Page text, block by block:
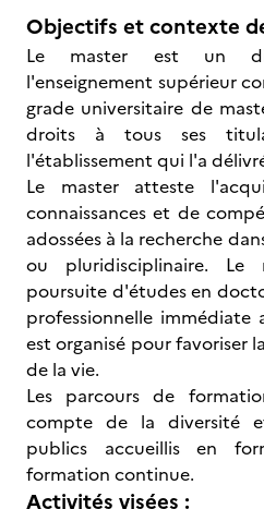
Objectifs et contexte
Le master est un
l'enseignement supérieur
grade universitaire de
droits à tous ses
l'établissement qui l'a
Le master atteste
connaissances et de
adossées à la recherche
ou pluridisciplinaire.
poursuite d'études en
professionnelle
est organisé pour favoriser
de la vie.
Les parcours de
compte de la diversité
publics accueillis en
formation continue.
Activités visées :